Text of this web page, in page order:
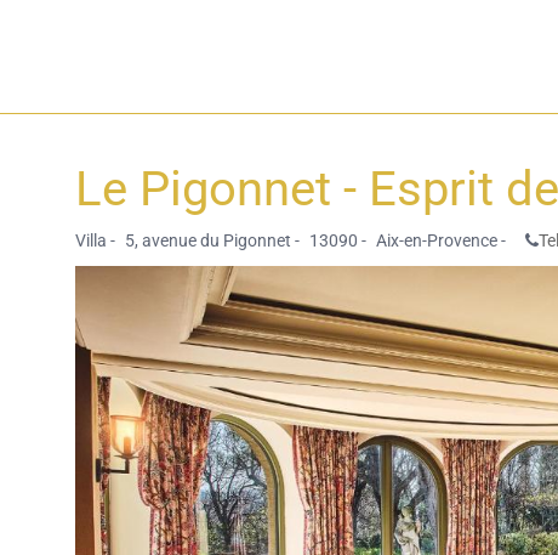
Le Pigonnet - Esprit
Villa - 5, avenue du Pigonnet - 13090 - Aix-en-Provence -